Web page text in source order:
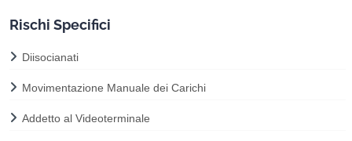
Rischi Specifici
Diisocianati
Movimentazione Manuale dei Carichi
Addetto al Videoterminale